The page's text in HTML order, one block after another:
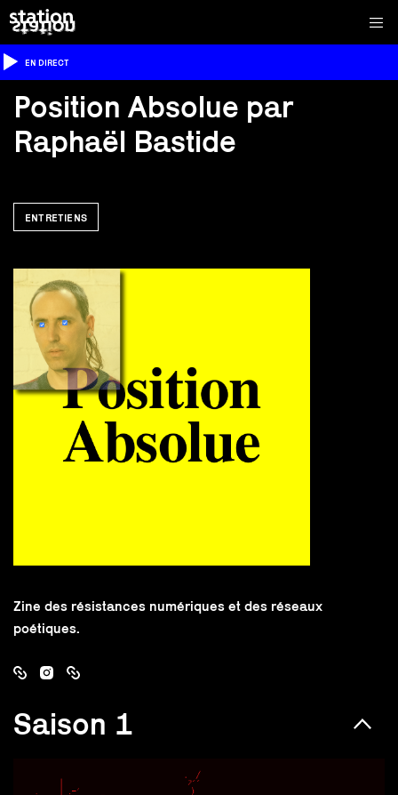
EN DIRECT
Position Absolue par
Raphaël Bastide
ENTRETIENS
Zine des résistances numériques et des réseaux
poétiques.
Saison 1